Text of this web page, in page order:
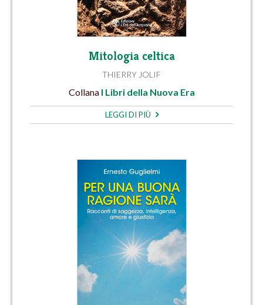
Mitologia celtica
THIERRY JOLIF
Collana I Libri della Nuova Era
LEGGI DI PIÙ